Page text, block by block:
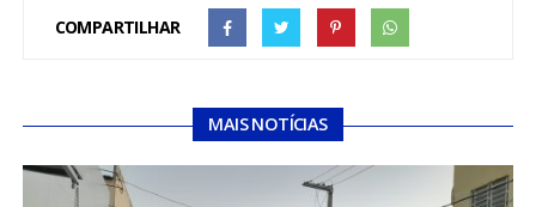
COMPARTILHAR
MAIS NOTÍCIAS